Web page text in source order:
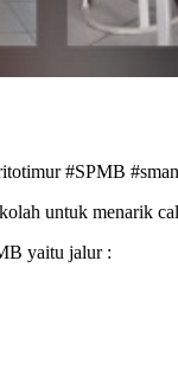
#SPMB
untuk menarik
yaitu jalur :